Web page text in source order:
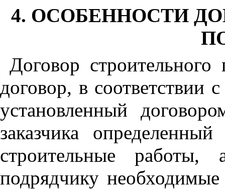
4. ОСОБЕННОСТИ
Договор
договор, в соответствии
установленный
заказчика
строительные работы,
подрядчику